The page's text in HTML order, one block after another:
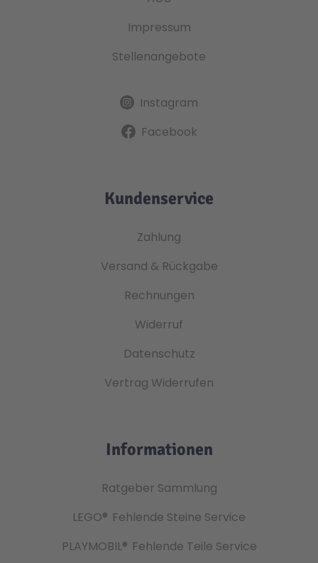
Impressum
Stellenangebote
Instagram
Facebook
Kundenservice
Zahlung
Versand & Rückgabe
Rechnungen
Widerruf
Datenschutz
Vertrag Widerrufen
Informationen
Ratgeber Sammlung
LEGO® Fehlende Steine Service
PLAYMOBIL® Fehlende Teile Service